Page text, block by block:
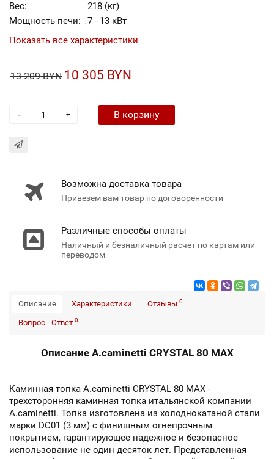
Вес:
218 (кг)
Мощность печи:
7 - 13 кВт
Показать все характеристики
13 209 BYN 10 305 BYN
+
- В корзину
Возможна доставка товара
Привезем вам товар по договоренности
Различные способы оплаты
Наличный и безналичный расчет по картам или
переводом
Описание Характеристики Отзывы 0
Вопрос - Ответ 0
Описание A.caminetti CRYSTAL 80 MAX
Каминная топка A.caminetti CRYSTAL 80 MAX -
трехсторонняя каминная топка итальянской компании
A.caminetti. Топка изготовлена из холоднокатаной стали
марки DC01 (3 мм) с финишным огнепрочным
покрытием, гарантирующее надежное и безопасное
использование не один десяток лет. Представленная